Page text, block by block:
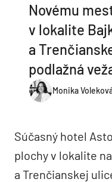
Novému
v lokalite
a
podlažná
Monika
Súčasný hotel
plochy v lokalite
a Trenčianskej